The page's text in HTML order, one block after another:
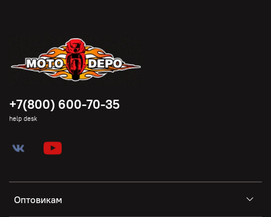
Оптовикам
+7(800) 600-70-35
help desk